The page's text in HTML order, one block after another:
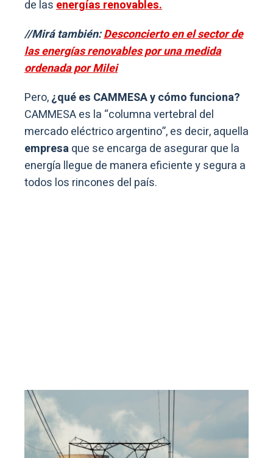
de lasenergías renovables.
//Mirá también:Desconcierto en el sector de
las energías renovables por una medida
ordenada por Milei
Pero,¿qué es CAMMESA y cómo funciona?
CAMMESA es la “columna vertebral del
mercado eléctrico argentino”, es decir, aquella
empresaque se encarga de asegurar que la
energía llegue de manera eficiente y segura a
todos los rincones del país.